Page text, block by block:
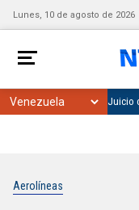
Lunes, 10 de agosto de 2026
Juicio
Aerolíneas